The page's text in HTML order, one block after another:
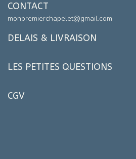
CONTACT
monpremierchapelet@gmail.com
DELAIS & LIVRAISON
LES PETITES QUESTIONS
CGV